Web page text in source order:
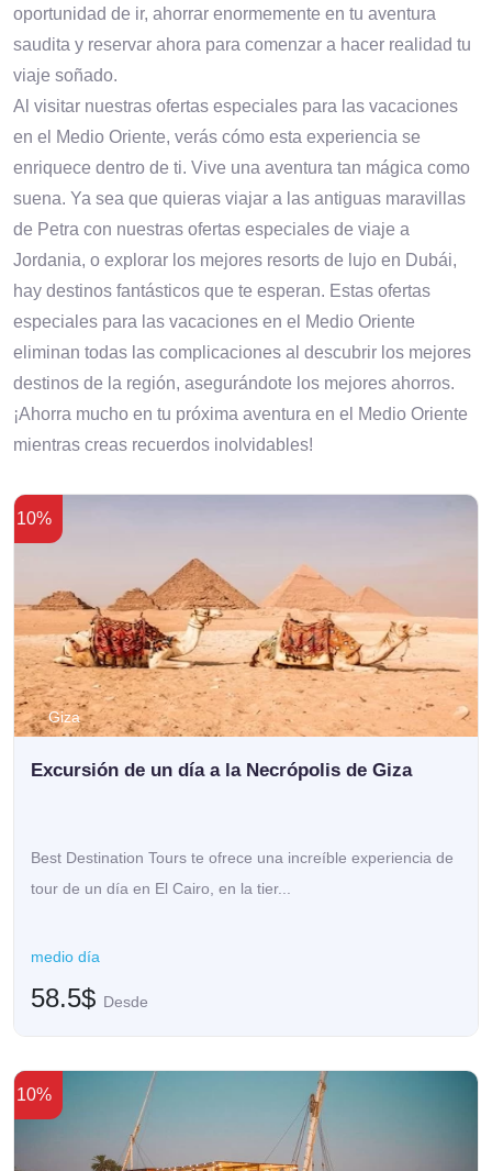
oportunidad de ir, ahorrar enormemente en tu aventura
saudita y reservar ahora para comenzar a hacer realidad tu
viaje soñado.
Al visitar nuestras ofertas especiales para las vacaciones
en el Medio Oriente, verás cómo esta experiencia se
enriquece dentro de ti. Vive una aventura tan mágica como
suena. Ya sea que quieras viajar a las antiguas maravillas
de Petra con nuestras ofertas especiales de viaje a
Jordania, o explorar los mejores resorts de lujo en Dubái,
hay destinos fantásticos que te esperan. Estas ofertas
especiales para las vacaciones en el Medio Oriente
eliminan todas las complicaciones al descubrir los mejores
destinos de la región, asegurándote los mejores ahorros.
¡Ahorra mucho en tu próxima aventura en el Medio Oriente
mientras creas recuerdos inolvidables!
Giza
10%
Excursión de un día a la Necrópolis de Giza
Best Destination Tours te ofrece una increíble experiencia de
tour de un día en El Cairo, en la tier...
medio día
58.5$ Desde
10%